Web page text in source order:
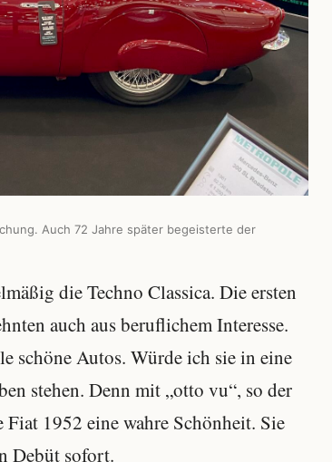
Auch 72 Jahre später begeisterte der
die Techno Classica. Die ersten
auch aus beruflichem Interesse.
schöne Autos. Würde ich sie in eine
stehen. Denn mit „otto vu“, so der
1952 eine wahre Schönheit. Sie
Debüt sofort.